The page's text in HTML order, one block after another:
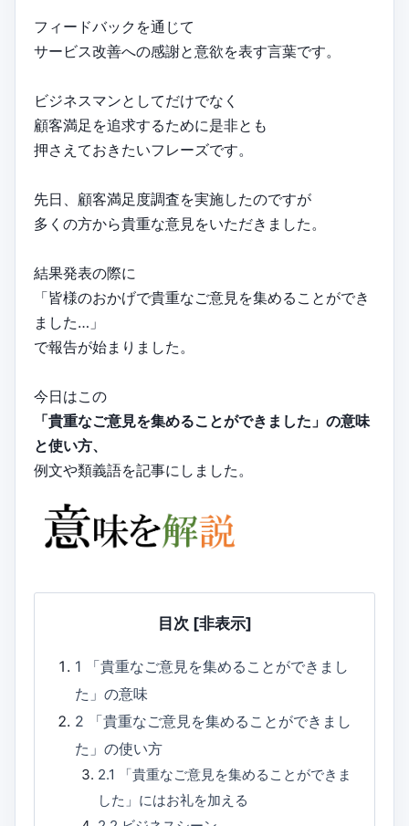
フィードバックを通じて
サービス改善への感謝と意欲を表す言葉です。
ビジネスマンとしてだけでなく
顧客満足を追求するために是非とも
押さえておきたいフレーズです。
先日、顧客満足度調査を実施したのですが
多くの方から貴重な意見をいただきました。
結果発表の際に
「皆様のおかげで貴重なご意見を集めることができ
ました…」
で報告が始まりました。
今日はこの
「貴重なご意見を集めることができました」の意味
と使い方、
例文や類義語を記事にしました。
目次 [非表示]
1
「貴重なご意見を集めることができまし
た」の意味
2
「貴重なご意見を集めることができまし
た」の使い方
2.1
「貴重なご意見を集めることができま
した」にはお礼を加える